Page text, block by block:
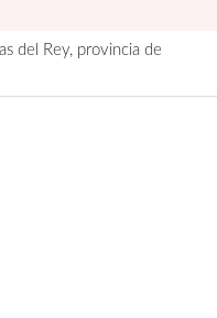
del Rey, provincia de